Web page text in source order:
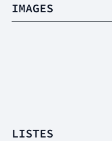
IMAGES
LISTES